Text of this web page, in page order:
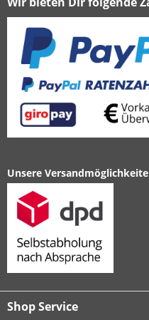
Unsere
Shop Service